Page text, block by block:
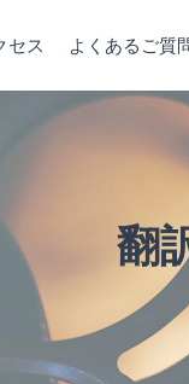
セス よくあるご質
翻